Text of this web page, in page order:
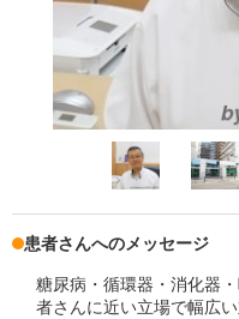
患者さんへのメッセージ
糖尿病・循環器・消化器
者さんに近い立場で幅広